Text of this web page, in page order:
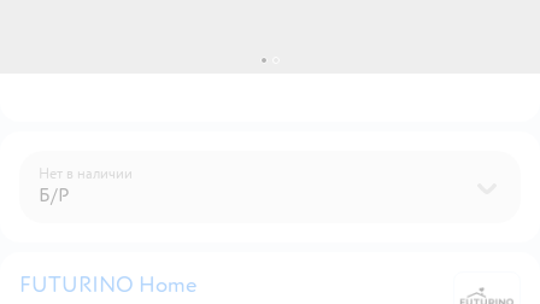
Нет в наличии
Б/Р
FUTURINO Home